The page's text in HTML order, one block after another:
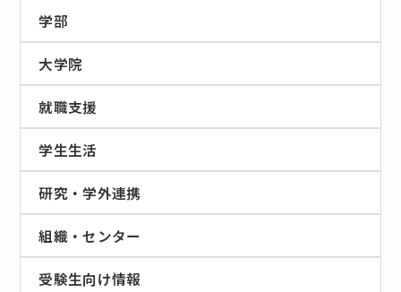
学部
大学院
就職支援
学生生活
研究・学外連携
組織・センター
受験生向け情報